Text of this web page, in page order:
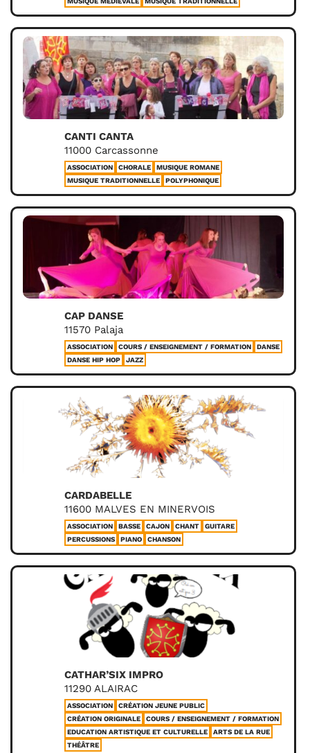
CANTI CANTA
11000 Carcassonne
ASSOCIATION CHORALE
MUSIQUE ROMANE
MUSIQUE TRADITIONNELLE
POLYPHONIQUE
CAP DANSE
11570 Palaja
ASSOCIATION COURS / ENSEIGNEMENT / FORMATION
DANSE
DANSE HIP HOP
JAZZ
CARDABELLE
11600 MALVES EN MINERVOIS
ASSOCIATION BASSE CAJON CHANT
GUITARE
PERCUSSIONS
PIANO CHANSON
CATHAR’SIX IMPRO
11290 ALAIRAC
ASSOCIATION
CRÉATION JEUNE PUBLIC
CRÉATION ORIGINALE
COURS / ENSEIGNEMENT / FORMATION
EDUCATION ARTISTIQUE ET CULTURELLE
ARTS DE LA RUE
THÉÂTRE